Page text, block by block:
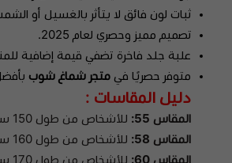
ثبات لون فائق لا يتأثر بالغسيل أو
تصميم مميز وحصري لعام 2025.
علبة جلد فاخرة تضفي قيمة إضافية
متوفر حصريًا في متجر شماغ شوب
دليل المقاسات :
المقاس 55:
للأشخاص من طول 150 سم إلى 160 سم.
المقاس 58:
للأشخاص من طول 160 سم إلى 170 سم.
المقاس 60:
للأشخاص من طول 170 سم وأكثر.